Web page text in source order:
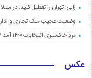
زالی: تهران را تعطیل کنید؛ در
وضعیت عجیب ملک تجاری و اداری در
مردِ خاکستری انتخابات ۱۴۰۰ آمد /دردسر کلاب هاوس برای کاندیداها
عکس